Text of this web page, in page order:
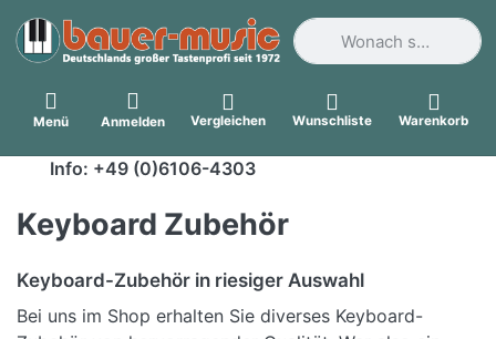
Geben Sie einen
Menü Anmelden Vergleichen Wunschliste Warenkorb
Info: +49 (0)6106-4303
Keyboard Zubehör
Keyboard-Zubehör in riesiger Auswahl
Bei uns im Shop erhalten Sie diverses Keyboard-